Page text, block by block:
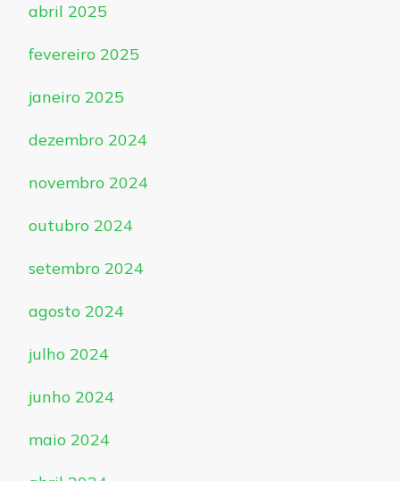
abril 2025
fevereiro 2025
janeiro 2025
dezembro 2024
novembro 2024
outubro 2024
setembro 2024
agosto 2024
julho 2024
junho 2024
maio 2024